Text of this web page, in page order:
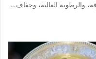
والرطوبة العالية، وجفاف…